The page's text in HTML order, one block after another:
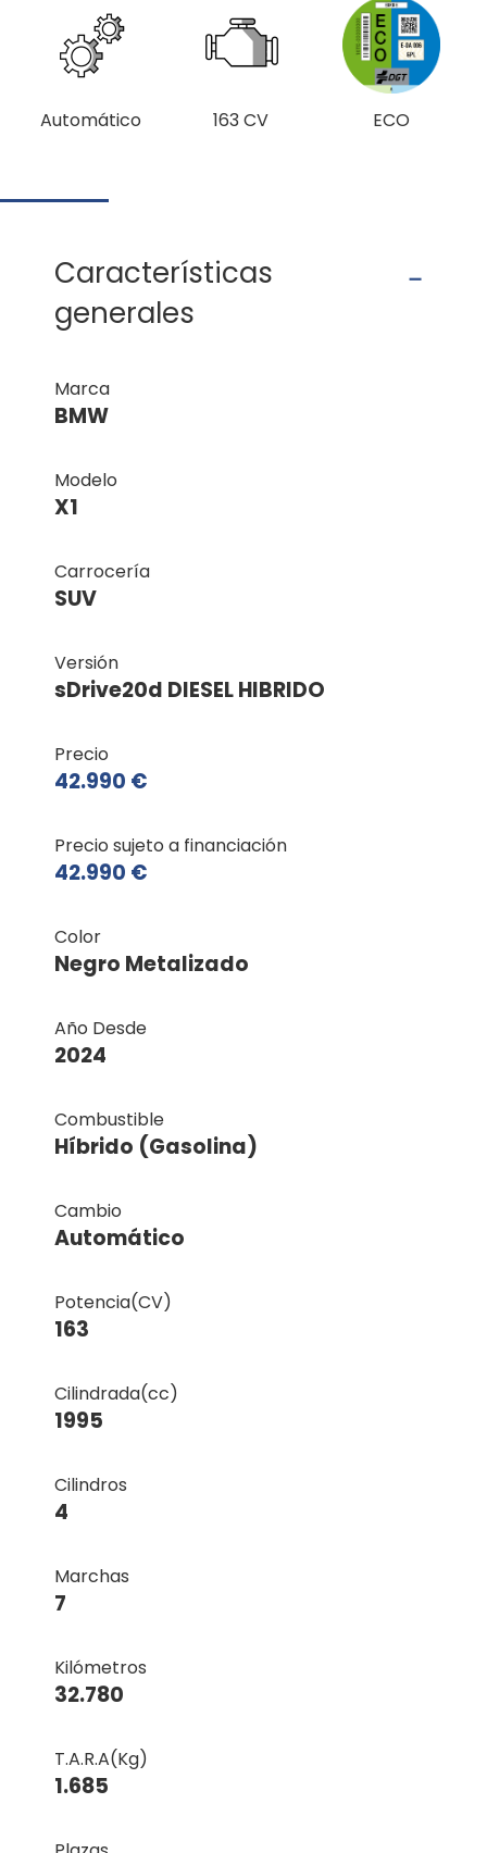
Automático 163 CV ECO
Características
generales
Marca
BMW
Modelo
X1
Carrocería
SUV
Versión
sDrive20d DIESEL HIBRIDO
Precio
42.990 €
Precio sujeto a financiación
42.990 €
Color
Negro Metalizado
Año Desde
2024
Combustible
Híbrido (Gasolina)
Cambio
Automático
Potencia(CV)
163
Cilindrada(cc)
1995
Cilindros
4
Marchas
7
Kilómetros
32.780
T.A.R.A(Kg)
1.685